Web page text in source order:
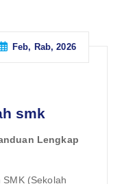
Feb, Rab, 2026
smk
Lengkap
(Sekolah